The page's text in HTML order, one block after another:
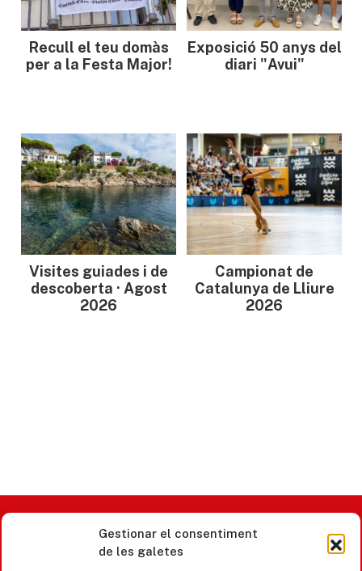
Gestionar el consentiment
de les galetes
Recull el teu domàs
per a la Festa Major!
Exposició 50 anys del
diari "Avui"
Visites guiades i de
descoberta · Agost
2026
Campionat de
Catalunya de Lliure
2026
Castell d’Aro · Platja d’Aro · S’Agaró